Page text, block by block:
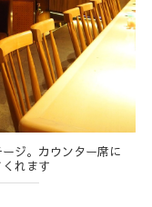
ジ。カウンター席に
れます